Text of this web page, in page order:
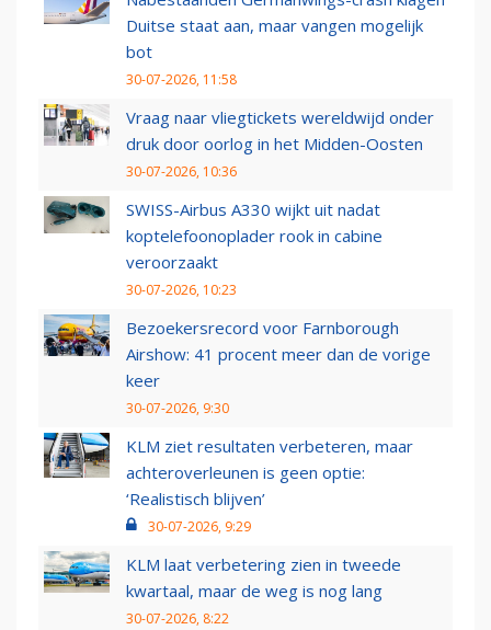
Duitse staat aan, maar vangen mogelijk
bot
30-07-2026, 11:58
Vraag naar vliegtickets wereldwijd onder
druk door oorlog in het Midden-Oosten
30-07-2026, 10:36
SWISS-Airbus A330 wijkt uit nadat
koptelefoonoplader rook in cabine
veroorzaakt
30-07-2026, 10:23
Bezoekersrecord voor Farnborough
Airshow: 41 procent meer dan de vorige
keer
30-07-2026, 9:30
KLM ziet resultaten verbeteren, maar
achteroverleunen is geen optie:
‘Realistisch blijven’
30-07-2026, 9:29
KLM laat verbetering zien in tweede
kwartaal, maar de weg is nog lang
30-07-2026, 8:22